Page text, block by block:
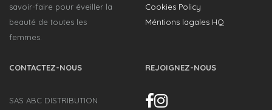
savoir-faire pour éveiller la
beauté de toutes les
femmes.
Cookies Policy
Méntions lagales HQ
CONTACTEZ-NOUS
SAS ABC DISTRIBUTION
REJOIGNEZ-NOUS